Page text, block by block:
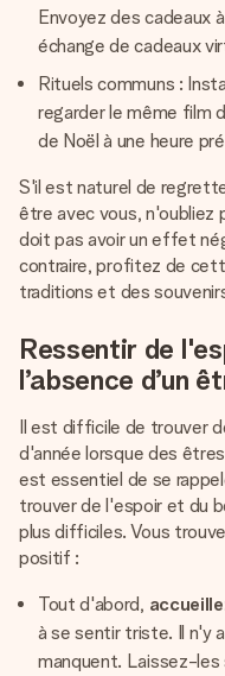
Envoyez des cadeaux
échange de cadeaux
Rituels communs :
regarder le même film
de Noël à une heure
S'il est naturel de
être avec vous, n'oubliez
doit pas avoir un effet
contraire, profitez de
traditions et des
Ressentir de
l’absence d’un
Il est difficile de trouver
d'année lorsque des
est essentiel de se
trouver de l'espoir et du
plus difficiles. Vous
positif :
Tout d'abord,
à se sentir triste. Il n'y
manquent. Laissez-